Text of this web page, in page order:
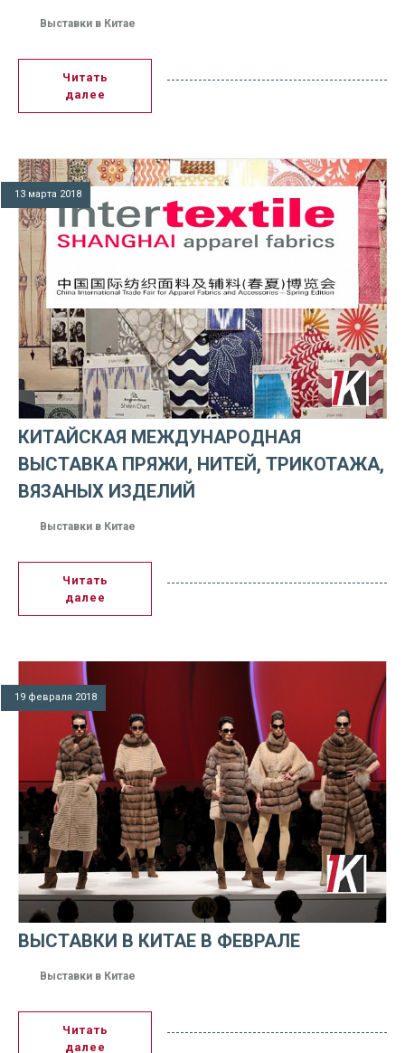
Выставки в Китае
Читать
далее
13 марта 2018
КИТАЙСКАЯ МЕЖДУНАРОДНАЯ
ВЫСТАВКА ПРЯЖИ, НИТЕЙ, ТРИКОТАЖА,
ВЯЗАНЫХ ИЗДЕЛИЙ
Выставки в Китае
Читать
далее
19 февраля 2018
ВЫСТАВКИ В КИТАЕ В ФЕВРАЛЕ
Выставки в Китае
Читать
далее